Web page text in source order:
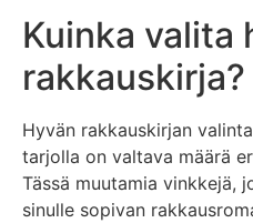
Kuinka valita
rakkauskirja?
Hyvän rakkauskirjan
tarjolla on valtava määrä
Tässä muutamia vinkkejä,
sinulle sopivan